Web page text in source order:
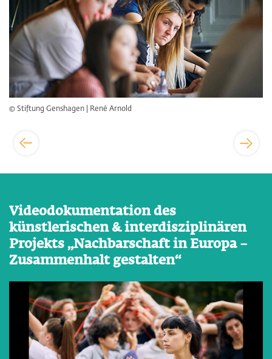
© Stiftung Genshagen | René Arnold
Videodokumentation des
künstlerischen & interdisziplinären
Projekts „Nachbarschaft in Europa –
Zusammenhalt gestalten“